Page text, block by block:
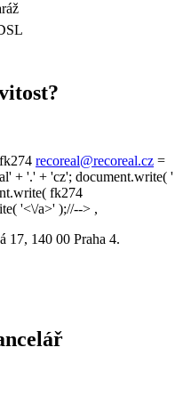
recoreal@recoreal.cz =
+ '.' + 'cz'; document.write( '
fk274
'<\/a>' );//--> ,
17, 140 00 Praha 4.